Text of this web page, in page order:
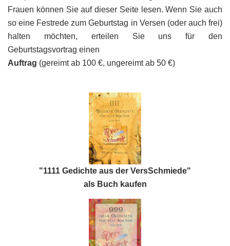
Frauen können Sie auf dieser Seite lesen. Wenn Sie auch
so eine Festrede zum Geburtstag in Versen (oder auch frei)
halten möchten, erteilen Sie uns für den
Geburtstagsvortrag einen
Auftrag (gereimt ab 100 €, ungereimt ab 50 €)
"1111 Gedichte aus der VersSchmiede"
als Buch kaufen